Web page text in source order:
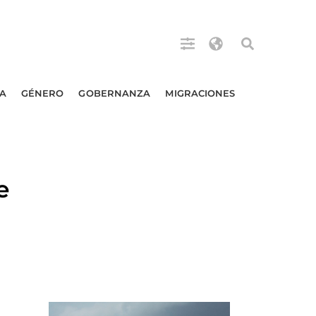
GÉNERO GOBERNANZA MIGRACIONES